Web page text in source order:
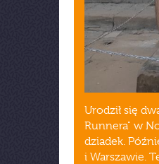
Urodził się
Runnera" w
dziadek.
i Warszawie.